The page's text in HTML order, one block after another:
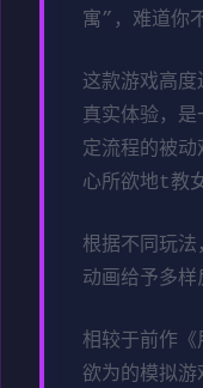
寓”，难道你
这款游戏高
真实体验，
定流程的被
心所欲地t教
根据不同玩法
动画给予多样
相较于前作《
欲为的模拟游